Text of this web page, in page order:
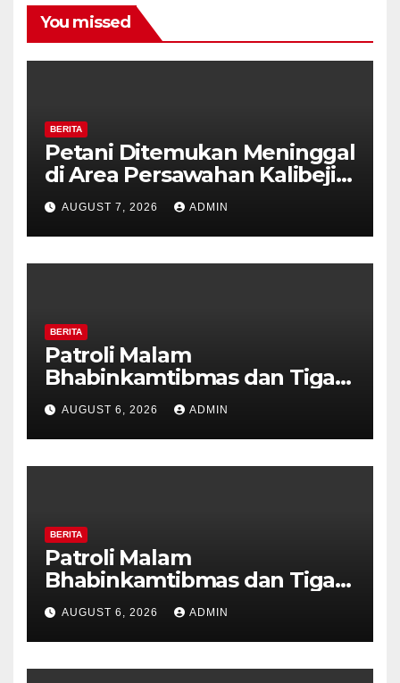
You missed
BERITA
Petani Ditemukan Meninggal
di Area Persawahan Kalibeji,
Polisi Pastikan Tidak Ada
Tanda Kekerasan
AUGUST 7, 2026 ADMIN
BERITA
Patroli Malam
Bhabinkamtibmas dan Tiga
Pilar Kelurahan Ungaran
Perkuat Kamtibmas, Warga
Diajak Aktifkan Ronda
AUGUST 6, 2026 ADMIN
BERITA
Patroli Malam
Bhabinkamtibmas dan Tiga
Pilar Kelurahan Ungaran
Perkuat Kamtibmas, Warga
Diajak Aktifkan Ronda
AUGUST 6, 2026 ADMIN